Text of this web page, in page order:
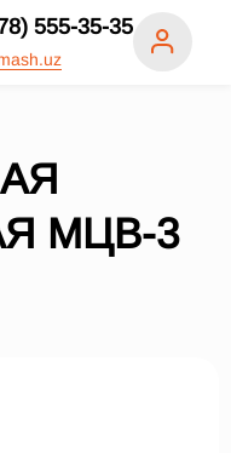
555-35-35
МЦВ-3